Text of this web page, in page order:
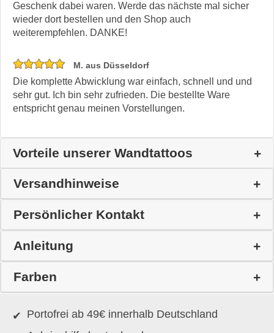
Geschenk dabei waren. Werde das nächste mal sicher
wieder dort bestellen und den Shop auch
weiterempfehlen. DANKE!
M. aus Düsseldorf
Die komplette Abwicklung war einfach, schnell und und
sehr gut. Ich bin sehr zufrieden. Die bestellte Ware
entspricht genau meinen Vorstellungen.
Vorteile unserer Wandtattoos
Versandhinweise
Persönlicher Kontakt
Anleitung
Farben
Portofrei ab 49€ innerhalb Deutschland